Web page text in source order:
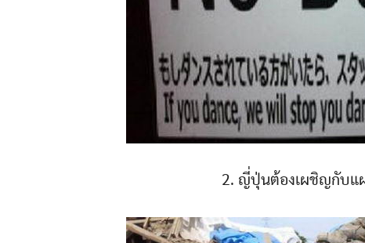
2. ญี่ปุ่นต้องเผชิญกับแ